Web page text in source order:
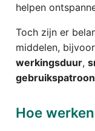
helpen
Toch zijn er
middelen,
werkingsduur,
gebruikspatroon
Hoe